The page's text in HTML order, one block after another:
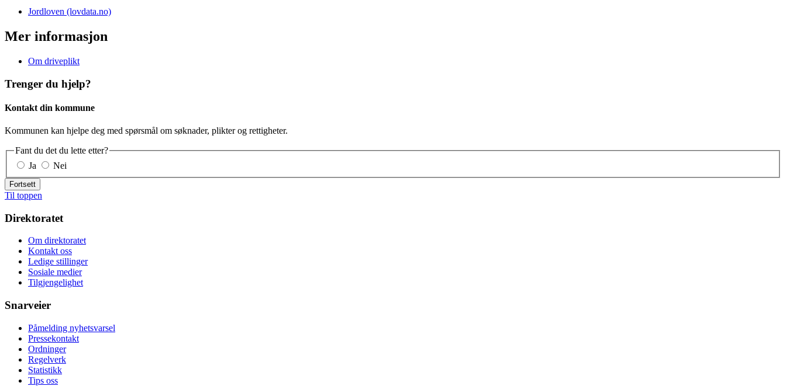
Jordloven (lovdata.no)
Mer informasjon
Om driveplikt
Trenger du hjelp?
Kontakt din kommune
Kommunen kan hjelpe deg med spørsmål om søknader, plikter og rettigheter.
Fant du det du lette etter?
Ja
Nei
Fortsett
Til toppen
Direktoratet
Om direktoratet
Kontakt oss
Ledige stillinger
Sosiale medier
Tilgjengelighet
Snarveier
Påmelding nyhetsvarsel
Pressekontakt
Ordninger
Regelverk
Statistikk
Tips oss